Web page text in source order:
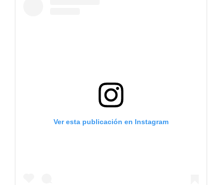
Ver esta publicación en Instagram